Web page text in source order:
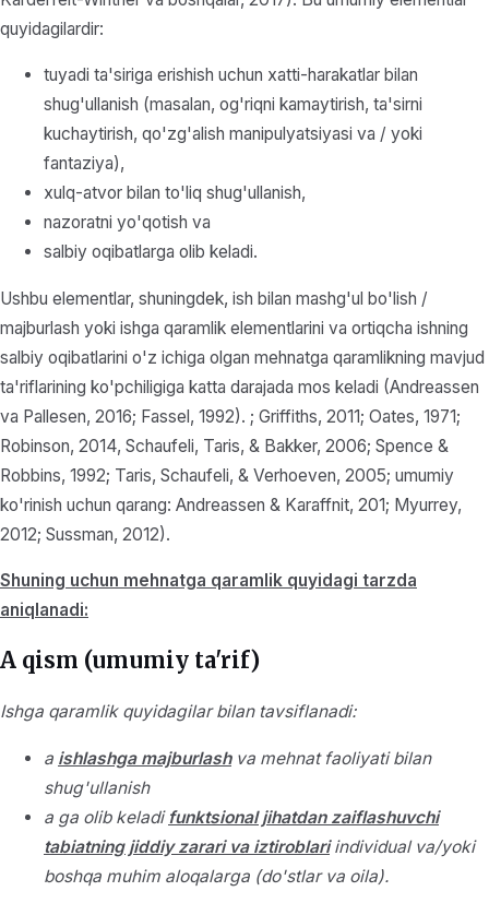
quyidagilardir:
tuyadi ta'siriga erishish uchun xatti-harakatlar bilan
shug'ullanish (masalan, og'riqni kamaytirish, ta'sirni
kuchaytirish, qo'zg'alish manipulyatsiyasi va / yoki
fantaziya),
xulq-atvor bilan to'liq shug'ullanish,
nazoratni yo'qotish va
salbiy oqibatlarga olib keladi.
Ushbu elementlar, shuningdek, ish bilan mashg'ul bo'lish /
majburlash yoki ishga qaramlik elementlarini va ortiqcha ishning
salbiy oqibatlarini o'z ichiga olgan mehnatga qaramlikning mavjud
ta'riflarining ko'pchiligiga katta darajada mos keladi (Andreassen
va Pallesen, 2016; Fassel, 1992). ; Griffiths, 2011; Oates, 1971;
Robinson, 2014, Schaufeli, Taris, & Bakker, 2006; Spence &
Robbins, 1992; Taris, Schaufeli, & Verhoeven, 2005; umumiy
ko'rinish uchun qarang: Andreassen & Karaffnit, 201; Myurrey,
2012; Sussman, 2012).
Shuning uchun mehnatga qaramlik quyidagi tarzda
aniqlanadi:
A qism (umumiy ta'rif)
Ishga qaramlik quyidagilar bilan tavsiflanadi:
a ishlashga majburlashva mehnat faoliyati bilan
shug'ullanish
a ga olib keladi funktsional jihatdan zaiflashuvchi
tabiatning jiddiy zarari va iztiroblariindividual va/yoki
boshqa muhim aloqalarga (do'stlar va oila).